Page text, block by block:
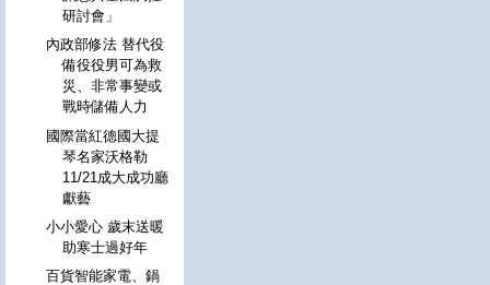
研討會」
內政部修法 替代役
備役役男可為救
災、非常事變或
戰時儲備人力
國際當紅德國大提
琴名家沃格勒
11/21成大成功廳
獻藝
小小愛心 歲末送暖
助寒士過好年
百貨智能家電、鍋